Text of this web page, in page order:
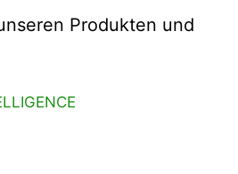
Produkten und